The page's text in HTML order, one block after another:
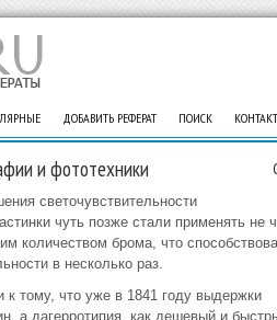
ДОБАВИТЬ РЕФЕРАТ ПОИСК
и фототехники
светочувствительности
чуть позже стали применять не
количеством брома, что
в несколько раз.
к тому, что уже в 1841 году выдержки
а дагерротипия, как дешевый и